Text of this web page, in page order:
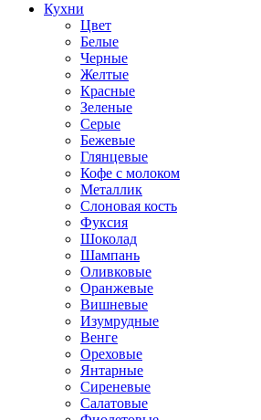
Кухни
Цвет
Белые
Черные
Желтые
Красные
Зеленые
Серые
Бежевые
Глянцевые
Кофе с молоком
Металлик
Слоновая кость
Фуксия
Шоколад
Шампань
Оливковые
Оранжевые
Вишневые
Изумрудные
Венге
Ореховые
Янтарные
Сиреневые
Салатовые